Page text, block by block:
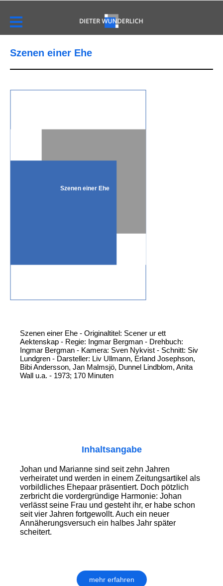
Szenen einer Ehe
Szenen einer Ehe
Szenen einer Ehe - Originaltitel: Scener ur ett
Aektenskap - Regie: Ingmar Bergman - Drehbuch:
Ingmar Bergman - Kamera: Sven Nykvist - Schnitt: Siv
Lundgren - Darsteller: Liv Ullmann, Erland Josephson,
Bibi Andersson, Jan Malmsjö, Dunnel Lindblom, Anita
Wall u.a. - 1973; 170 Minuten
Inhaltsangabe
Johan und Marianne sind seit zehn Jahren
verheiratet und werden in einem Zeitungsartikel als
vorbildliches Ehepaar präsentiert. Doch pötzlich
zerbricht die vordergründige Harmonie: Johan
verlässt seine Frau und gesteht ihr, er habe schon
seit vier Jahren fortgewollt. Auch ein neuer
Annäherungsversuch ein halbes Jahr später
scheitert.
mehr erfahren